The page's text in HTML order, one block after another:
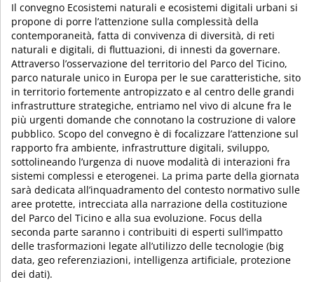
Il convegno Ecosistemi naturali e ecosistemi digitali urbani si
propone di porre l’attenzione sulla complessità della
contemporaneità, fatta di convivenza di diversità, di reti
naturali e digitali, di fluttuazioni, di innesti da governare.
Attraverso l’osservazione del territorio del Parco del Ticino,
parco naturale unico in Europa per le sue caratteristiche, sito
in territorio fortemente antropizzato e al centro delle grandi
infrastrutture strategiche, entriamo nel vivo di alcune fra le
più urgenti domande che connotano la costruzione di valore
pubblico. Scopo del convegno è di focalizzare l’attenzione sul
rapporto fra ambiente, infrastrutture digitali, sviluppo,
sottolineando l’urgenza di nuove modalità di interazioni fra
sistemi complessi e eterogenei. La prima parte della giornata
sarà dedicata all’inquadramento del contesto normativo sulle
aree protette, intrecciata alla narrazione della costituzione
del Parco del Ticino e alla sua evoluzione. Focus della
seconda parte saranno i contribuiti di esperti sull’impatto
delle trasformazioni legate all’utilizzo delle tecnologie (big
data, geo referenziazioni, intelligenza artificiale, protezione
dei dati).